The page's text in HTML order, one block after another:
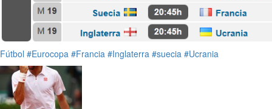
Fútbol #Eurocopa #Francia #Inglaterra #suecia #Ucrania